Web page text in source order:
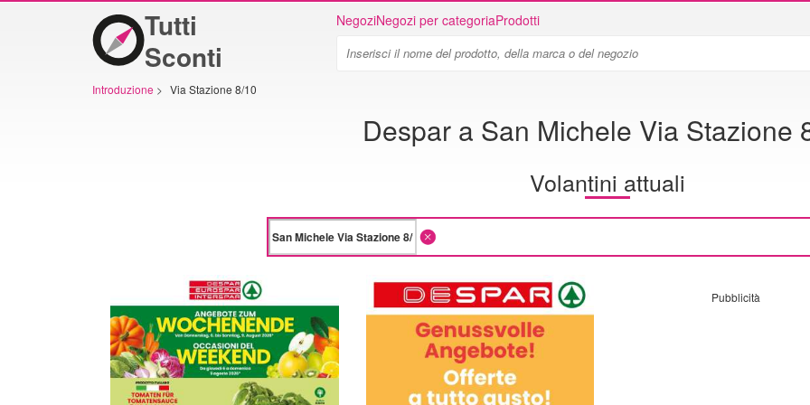
Tutti
Sconti
NegoziNegozi per categoriaProdotti
Introduzione > Via Stazione 8/10
Despar a San Michele Via Stazione
Volantini attuali
Pubblicità